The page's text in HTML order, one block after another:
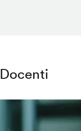
Docenti